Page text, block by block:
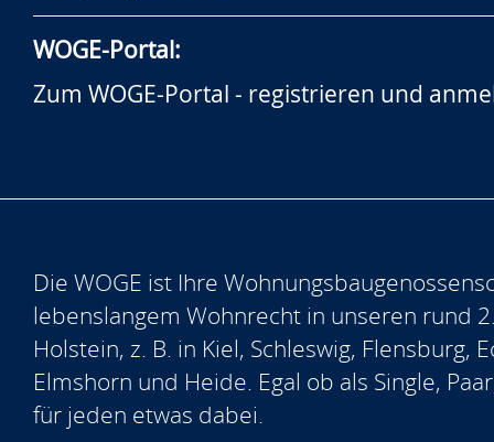
WOGE-Portal:
Zum WOGE-Portal - registrieren und
Die WOGE ist Ihre
lebenslangem Wohnrecht in unseren rund
Holstein, z. B. in Kiel, Schleswig,
Elmshorn und Heide. Egal ob als Single,
für jeden etwas dabei.